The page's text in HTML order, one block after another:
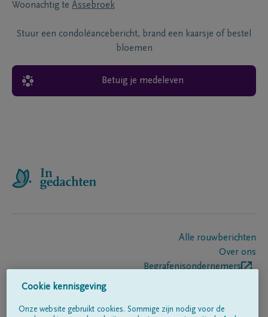
Woonachtig te Assebroek
Stuur een condoléancebericht, brand een kaarsje of bestel
bloemen
Betuig je medeleven
Alle rouwberichten
Over ons
Begrafenisondernemers
Cookie kennisgeving
Onze website gebruikt cookies. Sommige zijn nodig voor de